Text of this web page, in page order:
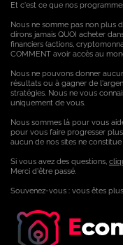
Et c'est ce que nos
Nous ne somme pas non plus
dirons jamais QUOI acheter
financiers (actions,
COMMENT avoir accès au
Nous ne pouvons donner
résultats ou à gagner de
stratégies. Nous ne vous
uniquement de vous.
Nous sommes là pour vous
pour vous faire progresser
aucun de nos sites ne
Si vous avez des questions,
Merci d'être passé.
Souvenez-vous : vous êtes